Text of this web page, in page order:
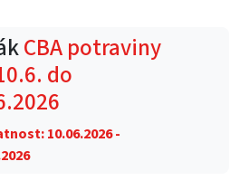
CBA potraviny
do
10.06.2026 -